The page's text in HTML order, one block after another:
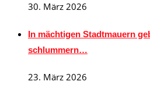
30. März 2026
In mächtigen Stadtmauern
schlummern…
23. März 2026